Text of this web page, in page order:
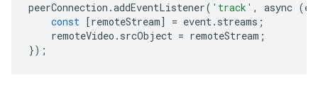
peerConnection .addEventListener( 'track' , async (
const [remoteStream] = event. streams ;
remoteVideo . srcObject = remoteStream ;
});